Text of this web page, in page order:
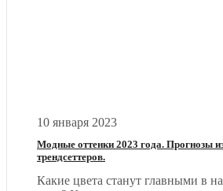
10 января 2023
Модные оттенки 2023 года. Прогнозы
трендсеттеров.
Какие цвета станут главными в